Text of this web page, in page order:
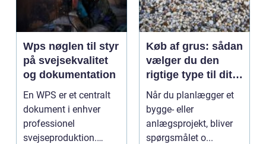
Wps nøglen til styr
på svejsekvalitet
og dokumentation
En WPS er et centralt
dokument i enhver
professionel
svejseproduktion.
Køb af grus: sådan
vælger du den
rigtige type til dit
projekt
Når du planlægger et
bygge- eller
anlægsprojekt, bliver
spørgsmålet o...